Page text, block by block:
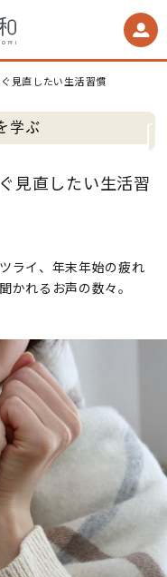
見直したい生活習慣
学ぶ
見直したい生活習
ライ、年末年始の疲れ
れるお声の数々。